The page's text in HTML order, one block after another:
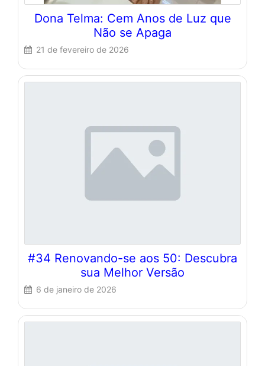
Dona Telma: Cem Anos de Luz que
Não se Apaga
21 de fevereiro de 2026
#34 Renovando-se aos 50: Descubra
sua Melhor Versão
6 de janeiro de 2026